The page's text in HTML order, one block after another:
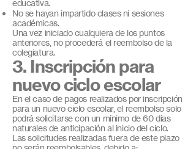
educativa.
No se hayan impartido clases ni sesiones
académicas.
Una vez iniciado cualquiera de los puntos
anteriores, no procederá el reembolso de la
colegiatura.
3. Inscripción para
nuevo ciclo escolar
En el caso de pagos realizados por inscripción
para un nuevo ciclo escolar, el reembolso solo
podrá solicitarse con un mínimo de 60 días
naturales de anticipación al inicio del ciclo.
Las solicitudes realizadas fuera de este plazo